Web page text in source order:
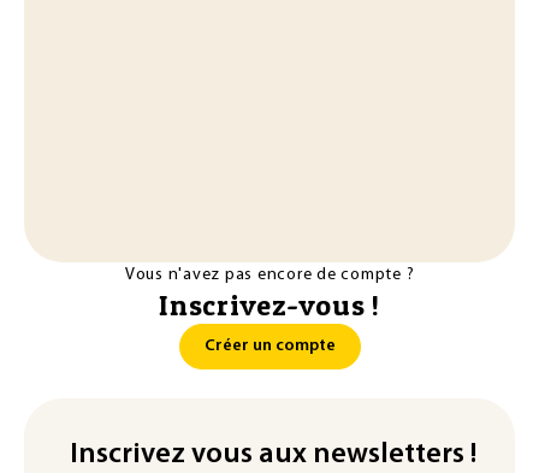
Vous n'avez pas encore de compte ?
Inscrivez-vous !
Créer un compte
Inscrivez vous aux newsletters !